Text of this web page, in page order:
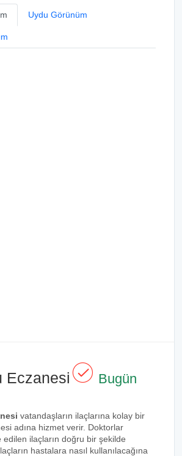
Uydu Görünüm
Eczanesi
Bugün
vatandaşların ilaçlarına kolay bir
adına hizmet verir. Doktorlar
edilen ilaçların doğru bir şekilde
hastalara nasıl kullanılacağına